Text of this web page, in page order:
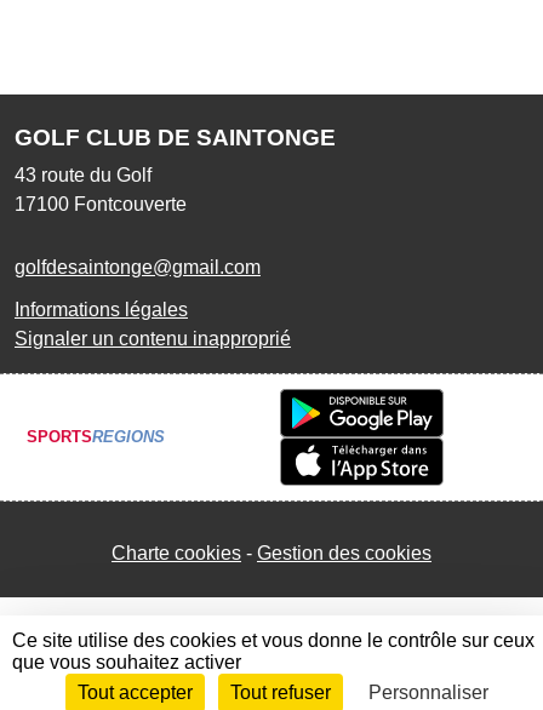
GOLF CLUB DE SAINTONGE
43 route du Golf
17100 Fontcouverte
golfdesaintonge@gmail.com
Informations légales
Signaler un contenu inapproprié
SPORTSREGIONS
Charte cookies Gestion des cookies
Envie de participer ? Connexion
Ce site utilise des cookies et vous donne le contrôle sur ceux
que vous souhaitez activer
Tout accepter
Tout refuser Personnaliser